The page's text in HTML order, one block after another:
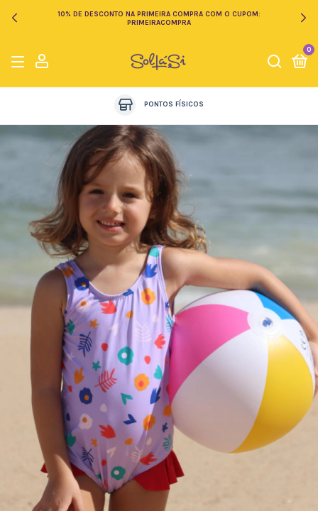
10% DE DESCONTO NA PRIMEIRA COMPRA COM O CUPOM:
PRIMEIRACOMPRA
0
PONTOS FÍSICOS